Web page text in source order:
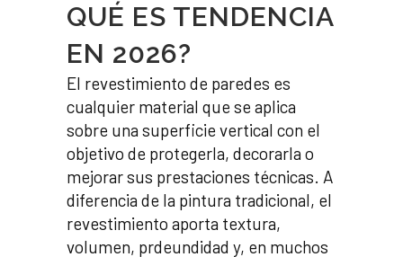
QUÉ ES TENDENCIA
EN 2026?
El revestimiento de paredes es
cualquier material que se aplica
sobre una superficie vertical con el
objetivo de protegerla, decorarla o
mejorar sus prestaciones técnicas. A
diferencia de la pintura tradicional, el
revestimiento aporta textura,
volumen, prdeundidad y, en muchos